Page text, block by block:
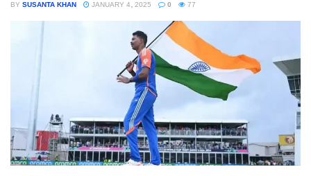
BY SUSANTA KHAN JANUARY 4, 2025 0 77